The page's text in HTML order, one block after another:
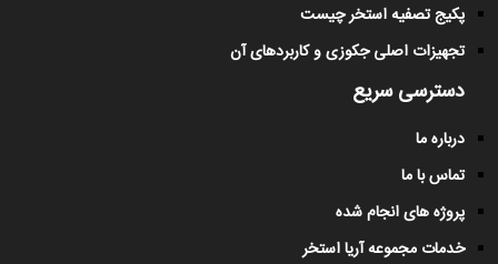
پکیج تصفیه استخر چیست
تجهیزات اصلی جکوزی و کاربردهای آن
دسترسی سریع
درباره ما
تماس با ما
پروژه های انجام شده
خدمات مجموعه آریا استخر